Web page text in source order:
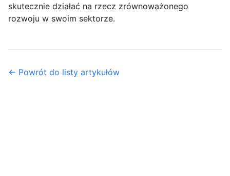
skutecznie działać na rzecz zrównoważonego
rozwoju w swoim sektorze.
← Powrót do listy artykułów